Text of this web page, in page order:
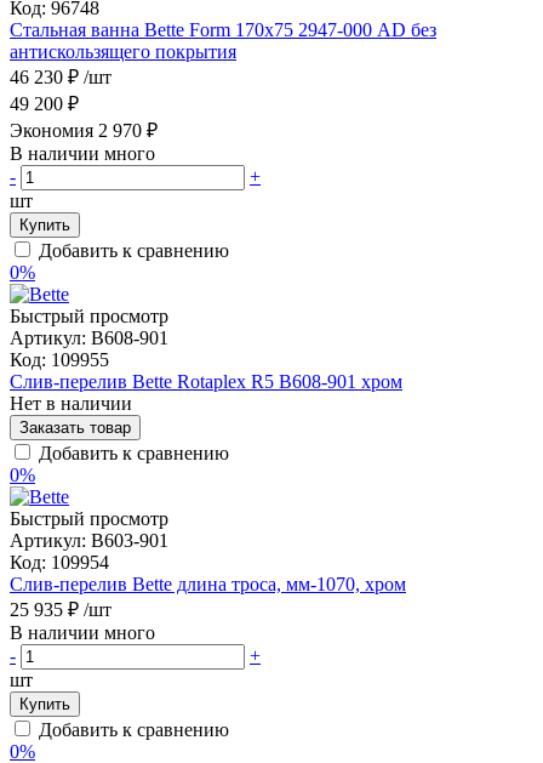
Код: 96748
Стальная ванна Bette Form 170х75 2947-000 AD без
антискользящего покрытия
46 230 ₽ /шт
49 200 ₽
Экономия 2 970 ₽
В наличии много
-
+
шт
Купить
Добавить к сравнению
0%
Быстрый просмотр
Артикул: B608-901
Код: 109955
Слив-перелив Bette Rotaplex R5 B608-901 хром
Нет в наличии
Заказать товар
Добавить к сравнению
0%
Быстрый просмотр
Артикул: B603-901
Код: 109954
Слив-перелив Bette длина троса, мм-1070, хром
25 935 ₽ /шт
В наличии много
-
+
шт
Купить
Добавить к сравнению
0%